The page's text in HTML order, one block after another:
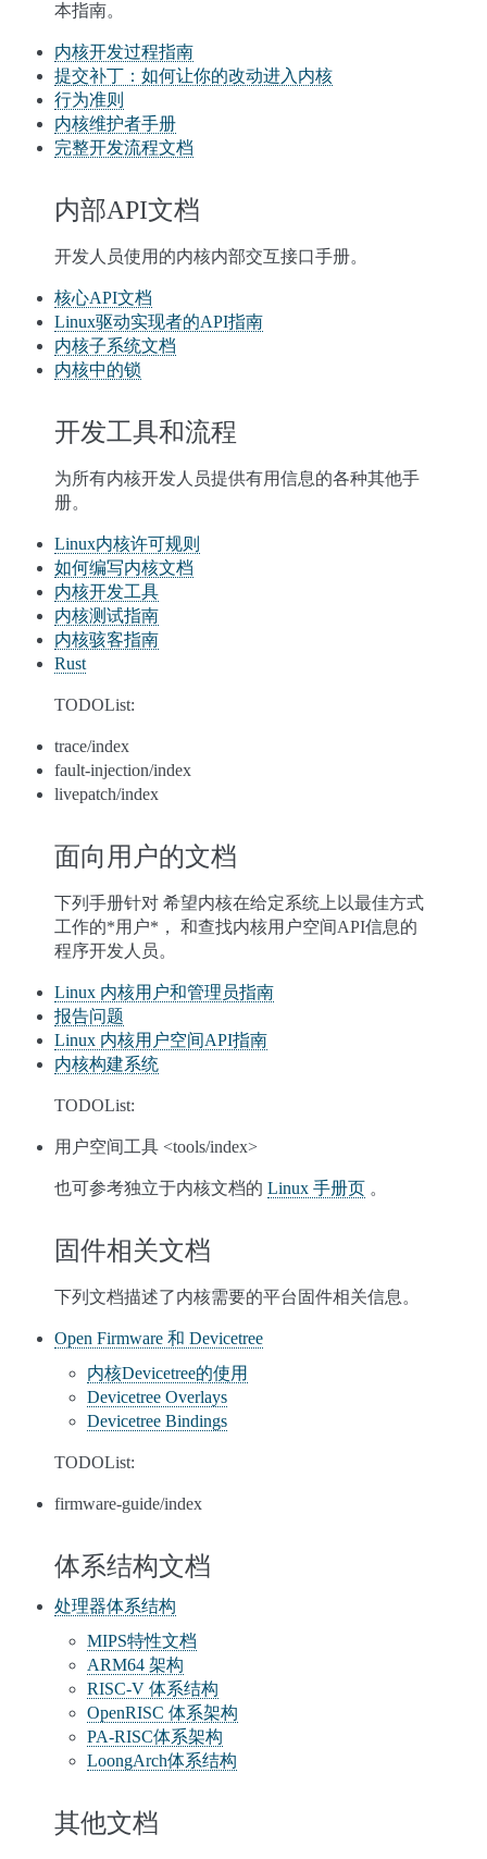
本指南。
内核开发过程指南
提交补丁：如何让你的改动进入内核
行为准则
内核维护者手册
完整开发流程文档
内部API文档
开发人员使用的内核内部交互接口手册。
核心API文档
Linux驱动实现者的API指南
内核子系统文档
内核中的锁
开发工具和流程
为所有内核开发人员提供有用信息的各种其他手
册。
Linux内核许可规则
如何编写内核文档
内核开发工具
内核测试指南
内核骇客指南
Rust
TODOList:
trace/index
fault-injection/index
livepatch/index
面向用户的文档
下列手册针对 希望内核在给定系统上以最佳方式
工作的*用户*， 和查找内核用户空间API信息的
程序开发人员。
Linux 内核用户和管理员指南
报告问题
Linux 内核用户空间API指南
内核构建系统
TODOList:
用户空间工具 <tools/index>
也可参考独立于内核文档的 Linux 手册页 。
固件相关文档
下列文档描述了内核需要的平台固件相关信息。
Open Firmware 和 Devicetree
内核Devicetree的使用
Devicetree Overlays
Devicetree Bindings
TODOList:
firmware-guide/index
体系结构文档
处理器体系结构
MIPS特性文档
ARM64 架构
RISC-V 体系结构
OpenRISC 体系架构
PA-RISC体系架构
LoongArch体系结构
其他文档